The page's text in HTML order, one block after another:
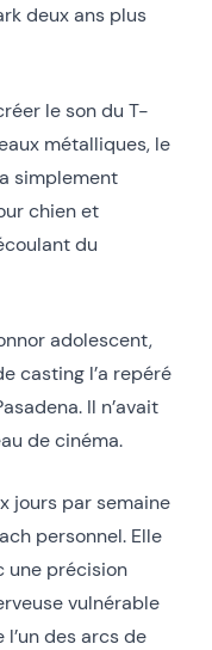
deux ans plus
le son du T-
métalliques, le
simplement
chien et
du
adolescent,
casting l’a repéré
Il n’avait
de cinéma.
jours par semaine
personnel. Elle
une précision
vulnérable
des arcs de